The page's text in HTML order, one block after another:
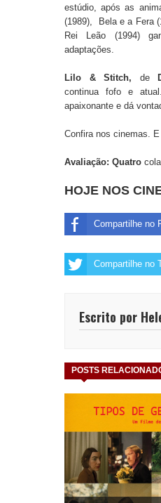
estúdio, após as
(1989), Bela e a Fera
Rei Leão (1994)
adaptações.
Lilo & Stitch, de
continua fofo e
apaixonante e dá
Confira nos cinemas.
Avaliação: Quatro
HOJE NOS
Compartilhe no
Compartilhe no
Escrito por
POSTS